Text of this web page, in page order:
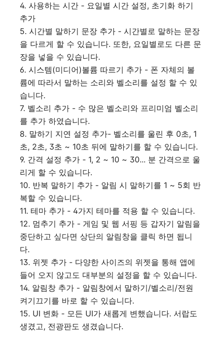
4. 사용하는 시간 - 요일별 시간 설정, 초기화 하기
추가
5. 시간별 말하기 문장 추가 - 시간별로 말하는 문장
을 다르게 할 수 있습니다. 또한, 요일별로도 다른 문
장을 넣을 수 있습니다.
6. 시스템(미디어)볼륨 따르기 추가 - 폰 자체의 볼
륨에 따라서 말하는 소리와 벨소리를 설정 할 수 있
습니다.
7. 벨소리 추가 - 수 많은 벨소리와 프리미엄 벨소리
를 추가 하였습니다.
8. 말하기 지연 설정 추가- 벨소리를 울린 후 0초, 1
초, 2초, 3초 ~ 10초 뒤에 말하기를 할 수 있습니다.
9. 간격 설정 추가 - 1, 2 ~ 10 ~ 30... 분 간격으로 울
리게 할 수 있습니다.
10. 반복 말하기 추가 - 알림 시 말하기를 1 ~ 5회 반
복할 수 있습니다.
11. 테마 추가 - 4가지 테마를 적용 할 수 있습니다.
12. 멈추기 추가 - 게임 및 웹 서핑 등 갑자기 알림을
중단하고 싶다면 상단의 알림창을 클릭 하면 됩니
다.
13. 위젯 추가 - 다양한 사이즈의 위젯을 통해 앱에
들어 오지 않고도 대부분의 설정을 할 수 있습니다.
14. 알림창 추가 - 알림창에서 말하기/벨소리/전원
켜기끄기를 바로 할 수 있습니다.
15. UI 변화 - 모든 UI가 새롭게 변했습니다. 서랍도
생겼고, 전광판도 생겼습니다.